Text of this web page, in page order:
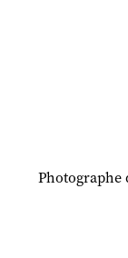
Photographe